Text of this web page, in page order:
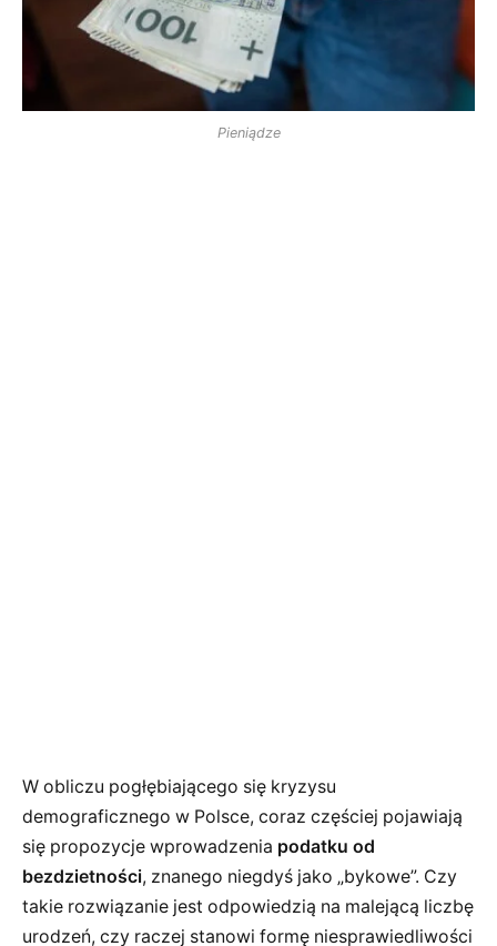
Pieniądze
W obliczu pogłębiającego się kryzysu
demograficznego w Polsce, coraz częściej pojawiają
się propozycje wprowadzenia podatku od
bezdzietności, znanego niegdyś jako „bykowe”. Czy
takie rozwiązanie jest odpowiedzią na malejącą liczbę
urodzeń, czy raczej stanowi formę niesprawiedliwości